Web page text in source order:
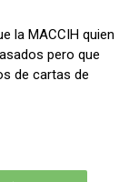
la MACCIH quien
pero que
de cartas de